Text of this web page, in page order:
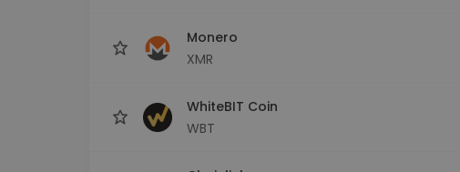
Monero
XMR
WhiteBIT Coin
WBT